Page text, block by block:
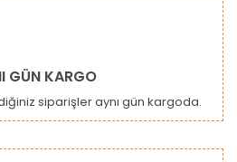
bilgiler bulunuyor.
bulunuyor.
GÜN KARGO
siparişler aynı gün kargoda.